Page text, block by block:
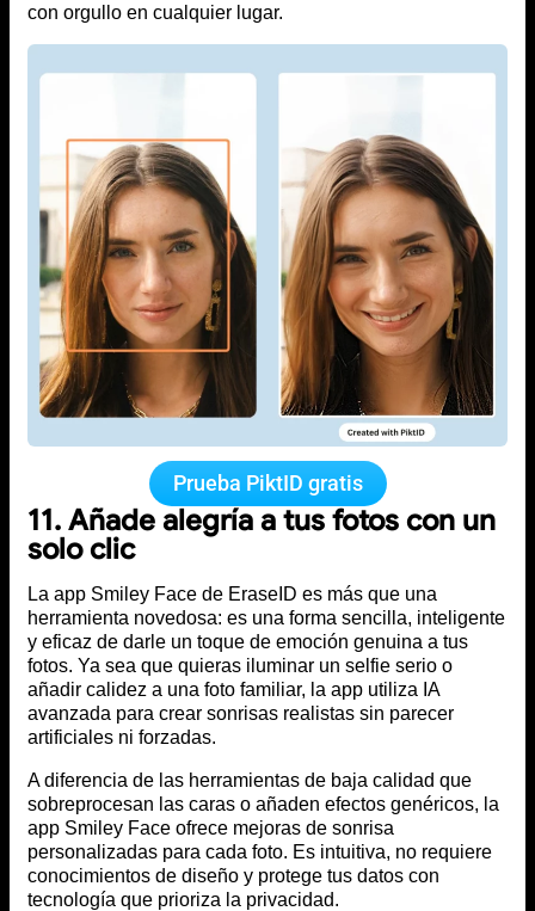
con orgullo en cualquier lugar.
Prueba PiktID gratis
11. Añade alegría a tus fotos con un
solo clic
La app Smiley Face de EraseID es más que una
herramienta novedosa: es una forma sencilla, inteligente
y eficaz de darle un toque de emoción genuina a tus
fotos. Ya sea que quieras iluminar un selfie serio o
añadir calidez a una foto familiar, la app utiliza IA
avanzada para crear sonrisas realistas sin parecer
artificiales ni forzadas.
A diferencia de las herramientas de baja calidad que
sobreprocesan las caras o añaden efectos genéricos, la
app Smiley Face ofrece mejoras de sonrisa
personalizadas para cada foto. Es intuitiva, no requiere
conocimientos de diseño y protege tus datos con
tecnología que prioriza la privacidad.